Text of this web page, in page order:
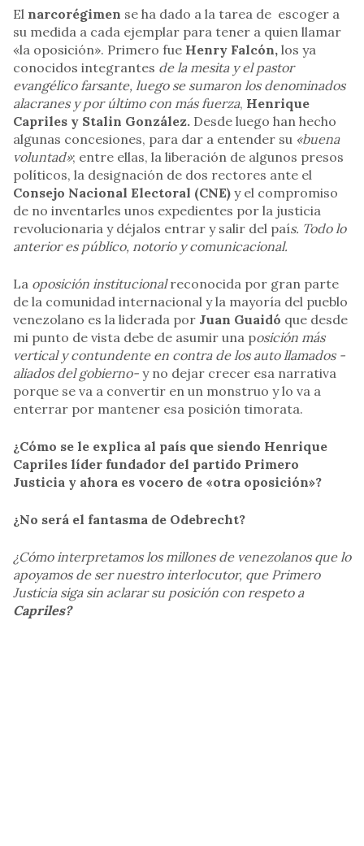
El narcorégimen se ha dado a la tarea de escoger a
su medida a cada ejemplar para tener a quien llamar
«la oposición». Primero fue Henry Falcón, los ya
conocidos integrantes de la mesita y el pastor
evangélico farsante, luego se sumaron los denominados
alacranes y por último con más fuerza, Henrique
Capriles y Stalin González. Desde luego han hecho
algunas concesiones, para dar a entender su «buena
voluntad»; entre ellas, la liberación de algunos presos
políticos, la designación de dos rectores ante el
Consejo Nacional Electoral (CNE) y el compromiso
de no inventarles unos expedientes por la justicia
revolucionaria y déjalos entrar y salir del país. Todo lo
anterior es público, notorio y comunicacional.
La oposición institucionalreconocida por gran parte
de la comunidad internacional y la mayoría del pueblo
venezolano es la liderada por Juan Guaidó que desde
mi punto de vista debe de asumir una posición más
vertical y contundente en contra de los auto llamados -
aliados del gobierno- y no dejar crecer esa narrativa
porque se va a convertir en un monstruo y lo va a
enterrar por mantener esa posición timorata.
¿Cómo se le explica al país que siendo Henrique
Capriles líder fundador del partido Primero
Justicia y ahora es vocero de «otra oposición»?
¿No será el fantasma de Odebrecht?
¿Cómo interpretamos los millones de venezolanos que lo
apoyamos de ser nuestro interlocutor, que Primero
Justicia siga sin aclarar su posición con respeto a
Capriles?